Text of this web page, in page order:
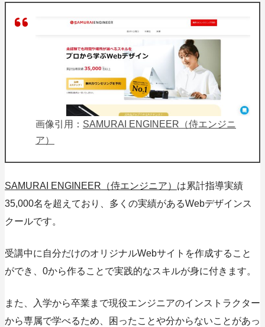
画像引用： SAMURAI ENGINEER（侍エンジニ
ア）
SAMURAI ENGINEER（侍エンジニア） は累計指導実績
35,000名を超えており、多くの実績があるWebデザインス
クールです。
受講中に自分だけのオリジナルWebサイトを作成すること
ができ、 0から作ることで実践的なスキルが身に付きます。
また、入学から卒業まで現役エンジニアのインストラクター
から専属で学べるため、困ったことや分からないことがあっ